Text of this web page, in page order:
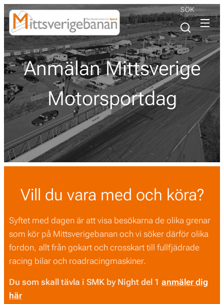
SÖK
Anmälan Mittsverige
Motorsportdag
Vill du vara med och köra?
Syftet med dagen är att visa besökarna de olika grenar
som kör på Mittsverigebanan och vi söker därför olika
fordon, allt från gokart och crosskart till fullfjädrade
racing bilar och roadracingmaskiner.
Du som skall tävla i SMK by Night del 1 anmäler dig
här